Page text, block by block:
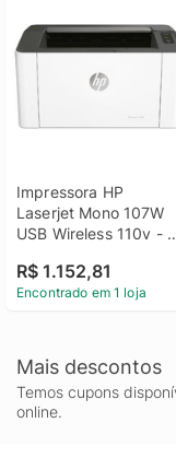
Impressora HP
Laserjet Mono 107W
USB Wireless 110v -
R$ 1.152,81
Encontrado em 1 loja
Mais descontos
Temos cupons
online.